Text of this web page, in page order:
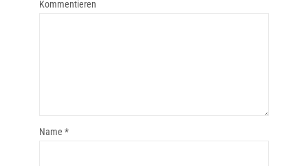
Kommentieren
Name *